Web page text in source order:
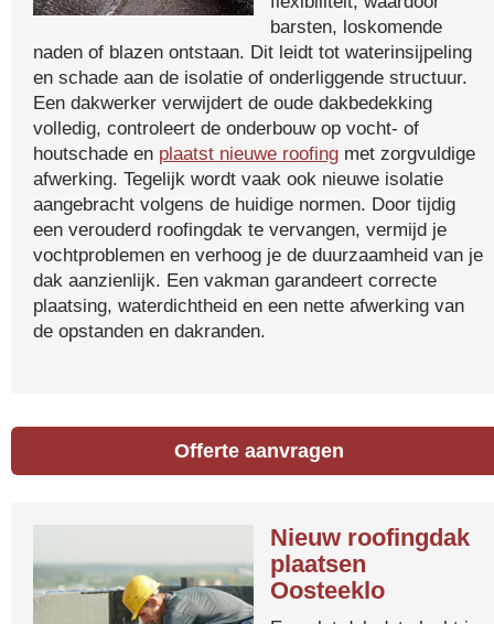
barsten, loskomende
naden of blazen ontstaan. Dit leidt tot waterinsijpeling
en schade aan de isolatie of onderliggende structuur.
Een dakwerker verwijdert de oude dakbedekking
volledig, controleert de onderbouw op vocht- of
houtschade en plaatst nieuwe roofing met zorgvuldige
afwerking. Tegelijk wordt vaak ook nieuwe isolatie
aangebracht volgens de huidige normen. Door tijdig
een verouderd roofingdak te vervangen, vermijd je
vochtproblemen en verhoog je de duurzaamheid van je
dak aanzienlijk. Een vakman garandeert correcte
plaatsing, waterdichtheid en een nette afwerking van
de opstanden en dakranden.
Offerte aanvragen
Nieuw roofingdak
plaatsen
Oosteeklo